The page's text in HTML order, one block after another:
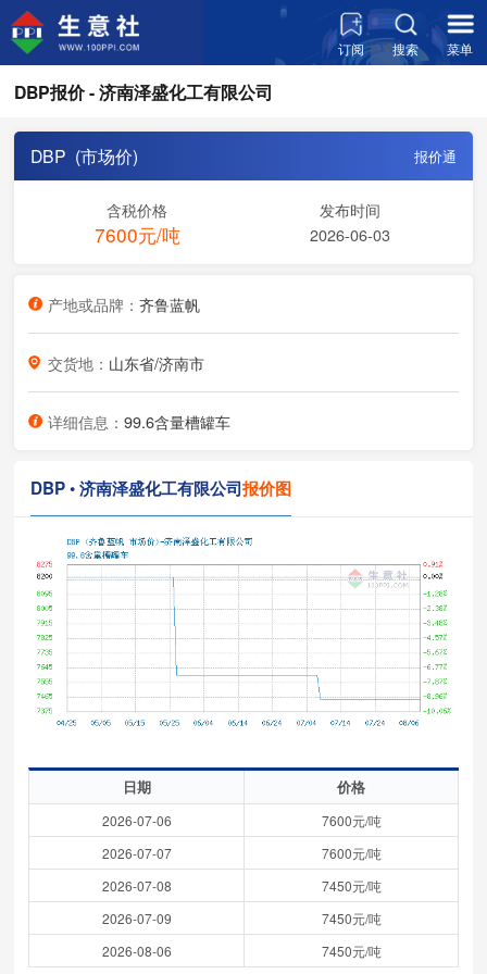
订阅 搜索 菜单
DBP报价 - 济南泽盛化工有限公司
DBP (市场价) 报价通
含税价格
7600元/吨
发布时间
2026-06-03
产地或品牌： 齐鲁蓝帆
交货地： 山东省/济南市
详细信息： 99.6含量槽罐车
DBP • 济南泽盛化工有限公司报价图
日期 价格
2026-07-06
7600元/吨
2026-07-07
7600元/吨
2026-07-08
7450元/吨
2026-07-09
7450元/吨
2026-08-06
7450元/吨